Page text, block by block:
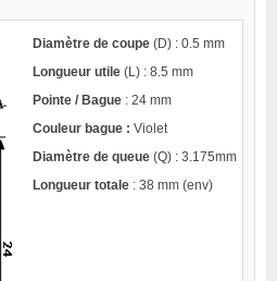
Diamètre de coupe (D) : 0.5 mm
Longueur utile (L) : 8.5 mm
Pointe / Bague : 24 mm
Couleur bague : Violet
Diamètre de queue (Q) : 3.175mm
Longueur totale : 38 mm (env)